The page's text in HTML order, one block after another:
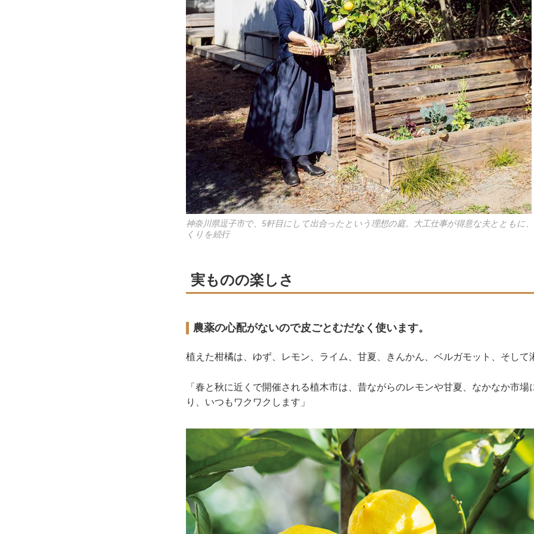
神奈川県逗子市で、5軒目にして出合ったという理想の庭。大工仕事が得意な夫とともに
くりを続行
実ものの楽しさ
農薬の心配がないので皮ごとむだなく使います。
植えた柑橘は、ゆず、レモン、ライム、甘夏、きんかん、ベルガモット、そして
「春と秋に近くで開催される植木市は、昔ながらのレモンや甘夏、なかなか市場
り、いつもワクワクします」